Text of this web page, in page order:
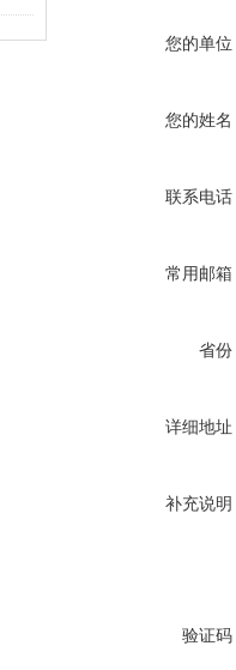
您的单位
您的姓名
联系电话
常用邮箱
省份
详细地址
补充说明
验证码